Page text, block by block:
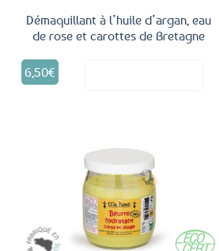
Démaquillant à l’huile d’argan, eau
de rose et carottes de Bretagne
6,50€